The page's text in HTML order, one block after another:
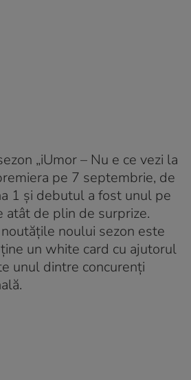
„iUmor – Nu e ce vezi la
pe 7 septembrie, de
1 şi debutul a fost unul pe
atât de plin de surprize.
noului sezon este
un white card cu ajutorul
unul dintre concurenți